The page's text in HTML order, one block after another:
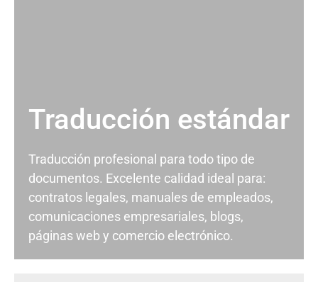
Traducción estándar
Traducción profesional para todo tipo de
documentos. Excelente calidad ideal para:
contratos legales, manuales de empleados,
comunicaciones empresariales, blogs,
páginas web y comercio electrónico.